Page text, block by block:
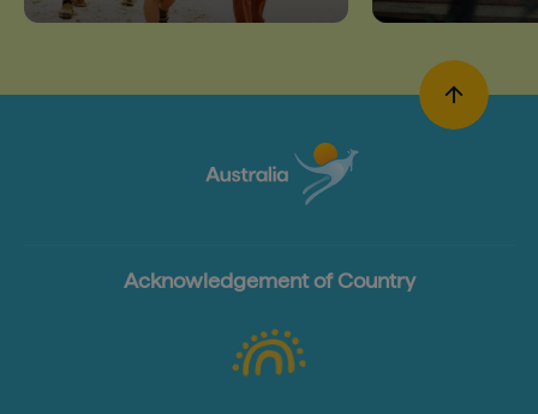
Acknowledgement of Country